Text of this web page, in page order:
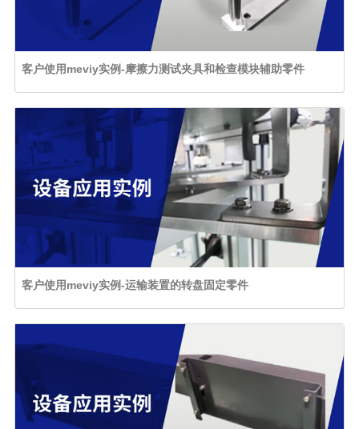
客户使用meviy实例-摩擦力测试夹具和检查模块辅助零件
客户使用meviy实例-运输装置的转盘固定零件